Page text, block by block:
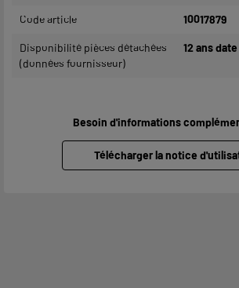
Code article 10017879
Disponibilité pièces détachées
(données fournisseur)
12 ans
Besoin d'informations
Télécharger la notice